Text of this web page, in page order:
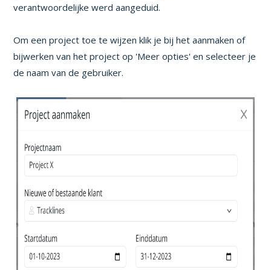
verantwoordelijke werd aangeduid.
Om een project toe te wijzen klik je bij het aanmaken of
bijwerken van het project op 'Meer opties' en selecteer je
de naam van de gebruiker.